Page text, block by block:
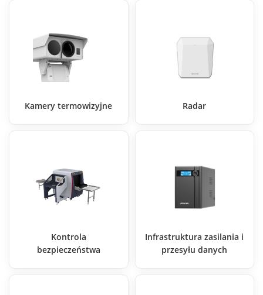
Kamery termowizyjne Radar
Kontrola
bezpieczeństwa
Infrastruktura zasilania i
przesyłu danych